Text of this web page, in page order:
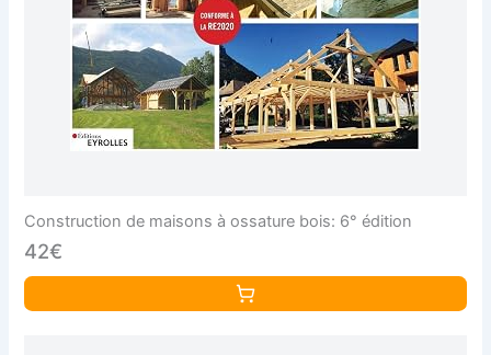
Construction de maisons à ossature bois: 6° édition
42€